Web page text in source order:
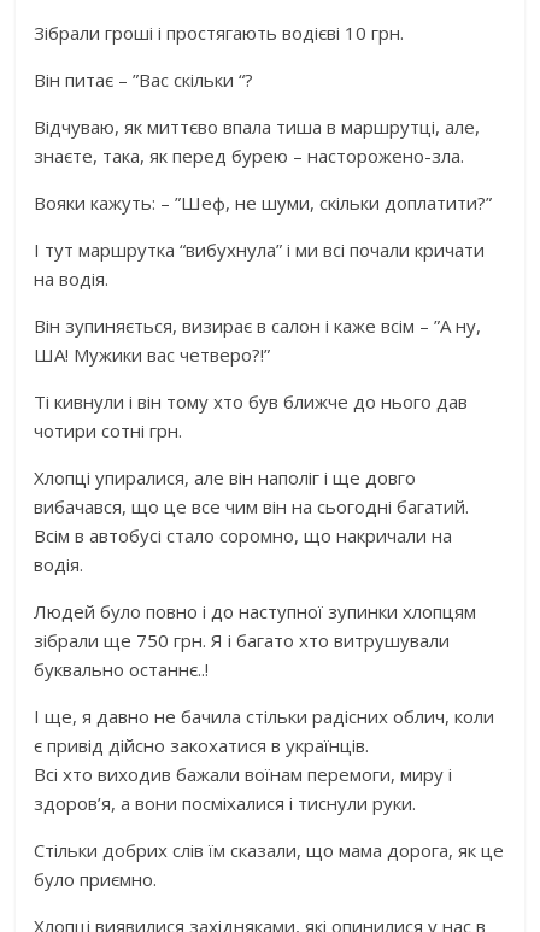
Зібрали гроші і простягають водієві 10 грн.
Він питає – ”Вас скільки “?
Відчуваю, як миттєво впала тиша в маршрутці, але,
знаєте, така, як перед бурею – насторожено-зла.
Вояки кажуть: – ”Шеф, не шуми, скільки доплатити?”
І тут маршрутка “вибухнула” і ми всі почали кричати
на водія.
Він зупиняється, визирає в салон і каже всім – ”А ну,
ША! Мужики вас четверо?!”
Ті кивнули і він тому хто був ближче до нього дав
чотири сотні грн.
Хлопці упиралися, але він наполіг і ще довго
вибачався, що це все чим він на сьогодні багатий.
Всім в автобусі стало соромно, що накричали на
водія.
Людей було повно і до наступної зупинки хлопцям
зібрали ще 750 грн. Я і багато хто витрушували
буквально останнє..!
І ще, я давно не бачила стільки радісних облич, коли
є привід дійсно закохатися в українців.
Всі хто виходив бажали воїнам перемоги, миру і
здоров’я, а вони посміхалися і тиснули руки.
Стільки добрих слів їм сказали, що мама дорога, як це
було приємно.
Хлопці виявилися західняками, які опинилися у нас в